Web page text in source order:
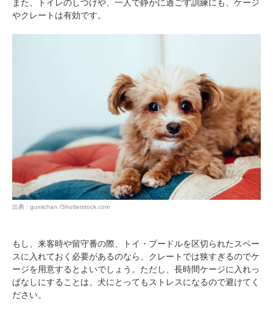
また、トイレのしつけや、一人で静かに過ごす訓練にも、ケージ
やクレートは有効です。
出典 : gumichan /Shutterstock.com
もし、来客時や留守番の際、トイ・プードルを区切られたスペー
スに入れておく必要があるのなら、クレートでは狭すぎるのでケ
ージを用意するとよいでしょう。ただし、長時間ケージに入れっ
ぱなしにすることは、犬にとってもストレスになるので避けてく
ださい。